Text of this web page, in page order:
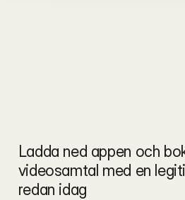
Ladda ned appen och
videosamtal med en
redan idag